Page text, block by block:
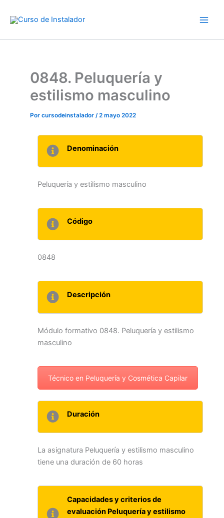
0848. Peluquería y
estilismo masculino
Por cursodeinstalador /2 mayo 2022
Denominación
Peluquería y estilismo masculino
Código
0848
Descripción
Módulo formativo 0848. Peluquería y estilismo
masculino
Técnico en Peluquería y Cosmética Capilar
Duración
La asignatura Peluquería y estilismo masculino
tiene una duración de 60 horas
Capacidades y criterios de
evaluación Peluquería y estilismo